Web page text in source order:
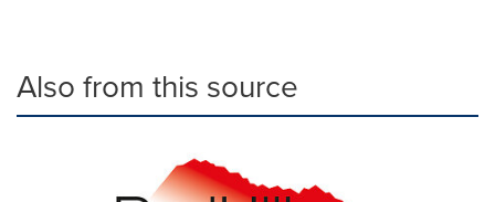
Also from this source